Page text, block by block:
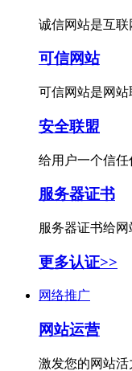
诚信网站是互
可信网站
可信网站是网
安全联盟
给用户一个信任
服务器证书
服务器证书给
更多认证>>
网络推广
网站运营
激发您的网站活